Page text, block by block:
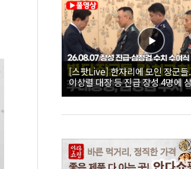
[스팟Live] 한자리에 모인 장군
이상렬 대장 등 진급 장성 4명에
직접 수여｜26.08.07 장성 진급·